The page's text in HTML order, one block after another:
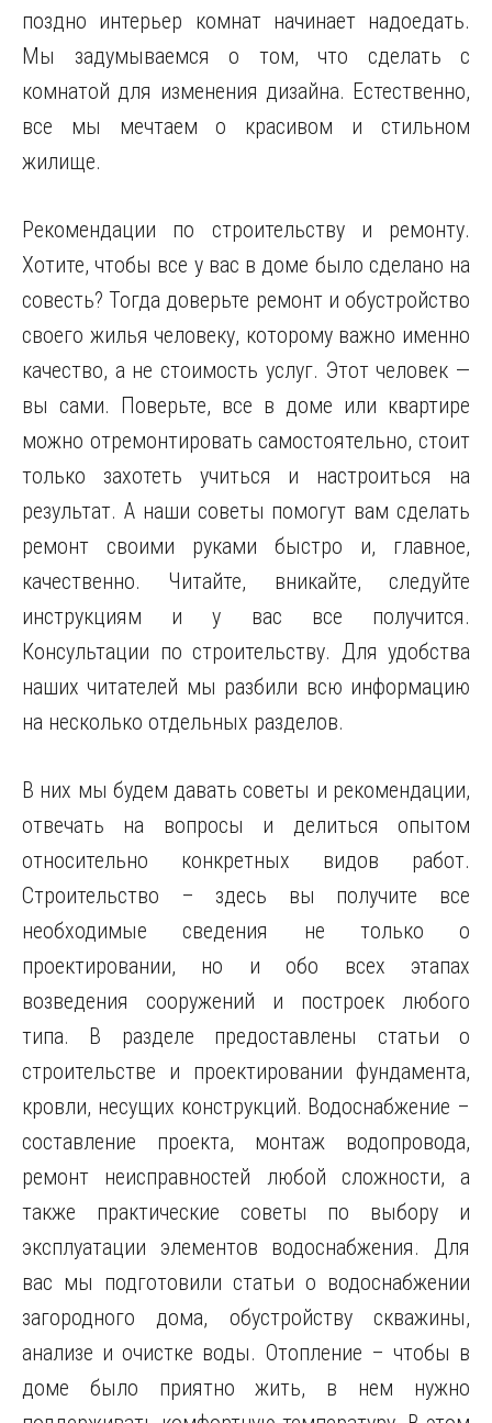
поздно интерьер комнат начинает надоедать.
Мы задумываемся о том, что сделать с
комнатой для изменения дизайна. Естественно,
все мы мечтаем о красивом и стильном
жилище.
Рекомендации по строительству и ремонту.
Хотите, чтобы все у вас в доме было сделано на
совесть? Тогда доверьте ремонт и обустройство
своего жилья человеку, которому важно именно
качество, а не стоимость услуг. Этот человек —
вы сами. Поверьте, все в доме или квартире
можно отремонтировать самостоятельно, стоит
только захотеть учиться и настроиться на
результат. А наши советы помогут вам сделать
ремонт своими руками быстро и, главное,
качественно. Читайте, вникайте, следуйте
инструкциям и у вас все получится.
Консультации по строительству. Для удобства
наших читателей мы разбили всю информацию
на несколько отдельных разделов.
В них мы будем давать советы и рекомендации,
отвечать на вопросы и делиться опытом
относительно конкретных видов работ.
Строительство – здесь вы получите все
необходимые сведения не только о
проектировании, но и обо всех этапах
возведения сооружений и построек любого
типа. В разделе предоставлены статьи о
строительстве и проектировании фундамента,
кровли, несущих конструкций. Водоснабжение –
составление проекта, монтаж водопровода,
ремонт неисправностей любой сложности, а
также практические советы по выбору и
эксплуатации элементов водоснабжения. Для
вас мы подготовили статьи о водоснабжении
загородного дома, обустройству скважины,
анализе и очистке воды. Отопление – чтобы в
доме было приятно жить, в нем нужно